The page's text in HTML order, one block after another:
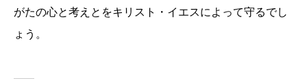
がたの心と考えとをキリスト・イエスによって守るでし
ょう。